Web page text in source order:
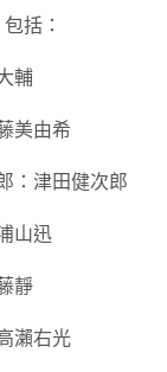
括：
輔
美由希
：津田健次郎
山迅
靜
瀨右光